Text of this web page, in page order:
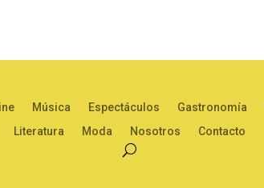
Música Espectáculos Gastronomía
Literatura
Moda Nosotros Contacto